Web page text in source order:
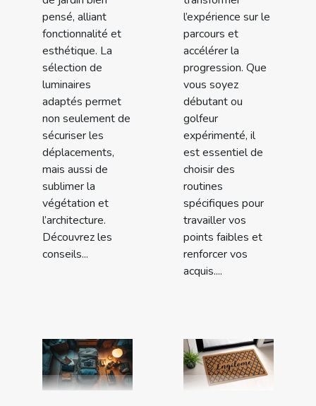
pensé, alliant
fonctionnalité et
esthétique. La
sélection de
luminaires
adaptés permet
non seulement de
sécuriser les
déplacements,
mais aussi de
sublimer la
végétation et
l’architecture.
Découvrez les
conseils...
l’expérience sur le
parcours et
accélérer la
progression. Que
vous soyez
débutant ou
golfeur
expérimenté, il
est essentiel de
choisir des
routines
spécifiques pour
travailler vos
points faibles et
renforcer vos
acquis....